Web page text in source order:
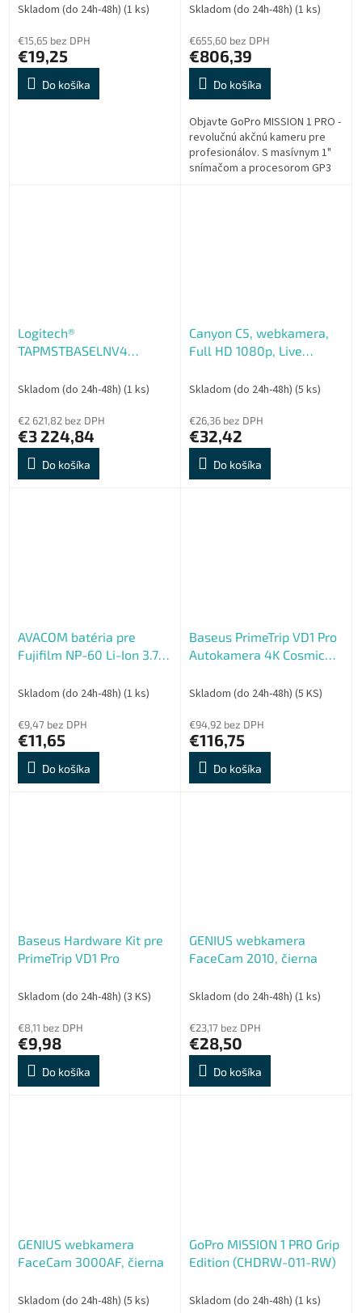
Skladom (do 24h-48h) (1 ks)
€15,65 bez DPH
€19,25
Do košíka
Skladom (do 24h-48h) (1 ks)
€655,60 bez DPH
€806,39
Do košíka
Objavte GoPro MISSION 1 PRO -
revolučnú akčnú kameru pre
profesionálov. S masívnym 1"
snímačom a procesorom GP3
Logitech®
TAPMSTBASELNV4
EU Plug
Skladom (do 24h-48h) (1 ks)
€2 621,82 bez DPH
€3 224,84
Do košíka
Canyon C5, webkamera,
Full HD 1080p, Live
USB 2.0, 360° rozsah,
Skladom (do 24h-48h) (5 ks)
€26,36 bez DPH
€32,42
Do košíka
AVACOM batéria pre
Fujifilm NP-60 Li-Ion 3.7V
Skladom (do 24h-48h) (1 ks)
€9,47 bez DPH
€11,65
Do košíka
Baseus PrimeTrip VD1 Pro
Autokamera 4K Cosmic
Skladom (do 24h-48h) (5 KS)
€94,92 bez DPH
€116,75
Do košíka
Baseus Hardware Kit pre
PrimeTrip VD1 Pro
Skladom (do 24h-48h) (3 KS)
€8,11 bez DPH
€9,98
Do košíka
GENIUS webkamera
FaceCam 2010, čierna
Skladom (do 24h-48h) (1 ks)
€23,17 bez DPH
€28,50
Do košíka
GENIUS webkamera
FaceCam 3000AF, čierna
Skladom (do 24h-48h) (5 ks)
GoPro MISSION 1 PRO Grip
Edition (CHDRW-011-RW)
Skladom (do 24h-48h) (1 ks)